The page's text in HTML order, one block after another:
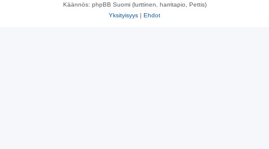
Käännös: phpBB Suomi (lurttinen, harritapio, Pettis)
Yksityisyys | Ehdot